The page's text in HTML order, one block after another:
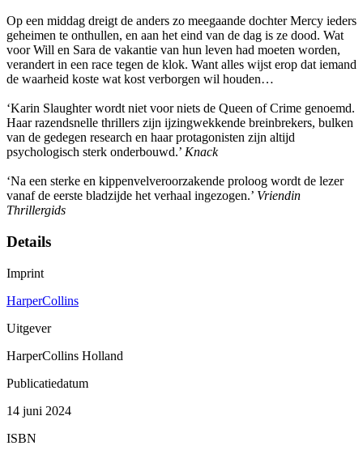
Op een middag dreigt de anders zo meegaande dochter Mercy ieders
geheimen te onthullen, en aan het eind van de dag is ze dood. Wat
voor Will en Sara de vakantie van hun leven had moeten worden,
verandert in een race tegen de klok. Want alles wijst erop dat iemand
de waarheid koste wat kost verborgen wil houden…
‘Karin Slaughter wordt niet voor niets de Queen of Crime genoemd.
Haar razendsnelle thrillers zijn ijzingwekkende breinbrekers, bulken
van de gedegen research en haar protagonisten zijn altijd
psychologisch sterk onderbouwd.’ Knack
‘Na een sterke en kippenvelveroorzakende proloog wordt de lezer
vanaf de eerste bladzijde het verhaal ingezogen.’ Vriendin
Thrillergids
Details
Imprint
HarperCollins
Uitgever
HarperCollins Holland
Publicatiedatum
14 juni 2024
ISBN